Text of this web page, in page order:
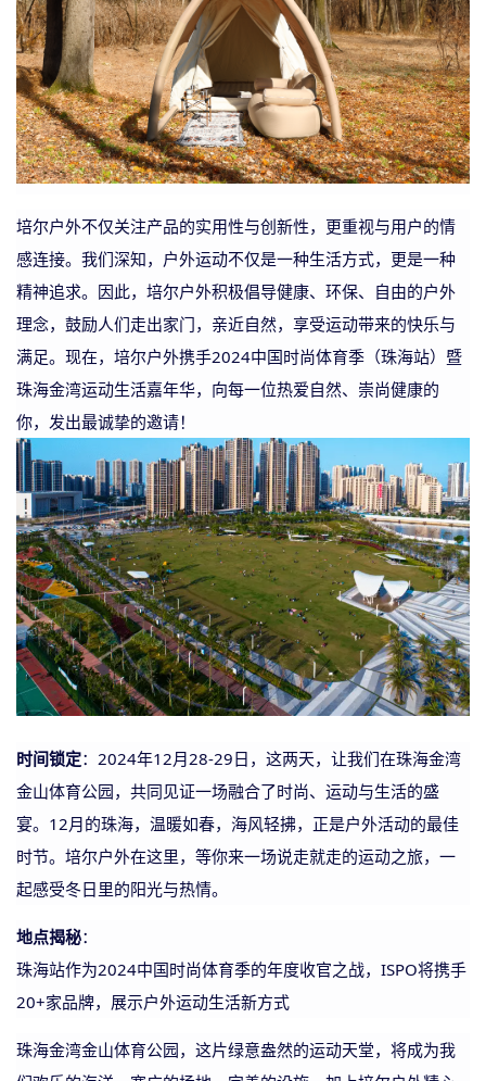
培尔户外不仅关注产品的实用性与创新性，更重视与用户的情
感连接。我们深知，户外运动不仅是一种生活方式，更是一种
精神追求。因此，培尔户外积极倡导健康、环保、自由的户外
理念，鼓励人们走出家门，亲近自然，享受运动带来的快乐与
满足。现在，培尔户外携手2024中国时尚体育季（珠海站）暨
珠海金湾运动生活嘉年华，向每一位热爱自然、崇尚健康的
你，发出最诚挚的邀请！
时间锁定： 2024年12月28-29日，这两天，让我们在珠海金湾
金山体育公园，共同见证一场融合了时尚、运动与生活的盛
宴。12月的珠海，温暖如春，海风轻拂，正是户外活动的最佳
时节。培尔户外在这里，等你来一场说走就走的运动之旅，一
起感受冬日里的阳光与热情。
地点揭秘：
珠海站作为2024中国时尚体育季的年度收官之战，ISPO将携手
20+家品牌，展示户外运动生活新方式
珠海金湾金山体育公园，这片绿意盎然的运动天堂，将成为我